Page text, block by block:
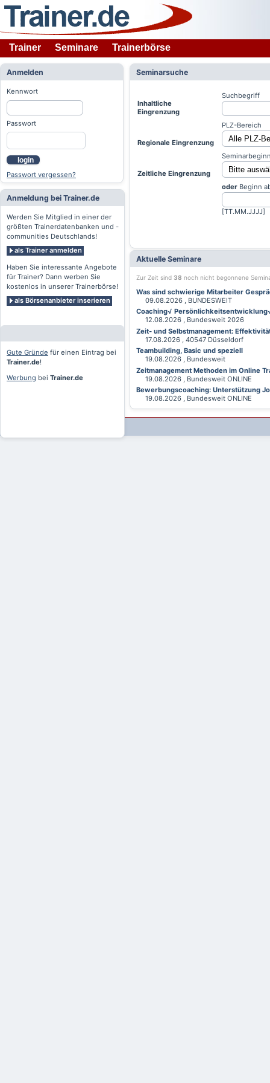
Trainer Seminare Trainerbörse
Anmelden
Kennwort
Passwort
login
Passwort vergessen?
Anmeldung bei Trainer.de
Werden Sie Mitglied in einer der
größten Trainerdatenbanken und -
communities Deutschlands!
als Trainer anmelden
Haben Sie interessante Angebote
für Trainer? Dann werben Sie
kostenlos in unserer Trainerbörse!
als Börsenanbieter inserieren
Gute Gründe für einen Eintrag bei
Trainer.de!
Werbung bei Trainer.de
Seminarsuche
Inhaltliche
Eingrenzung
Suchbegriff
Regionale Eingrenzung
PLZ-Bereich
Zeitliche Eingrenzung
oder Beginn
[TT.MM.JJJJ]
Aktuelle Seminare
Zur Zeit sind 38 noch nicht begonnene
Was sind schwierige Mitarbeiter
09.08.2026 , BUNDESWEIT
Coaching√
12.08.2026 , Bundesweit 2026
Zeit- und Selbstmanagement:
17.08.2026 , 40547 Düsseldorf
Teambuilding, Basic und speziell
19.08.2026 , Bundesweit
Zeitmanagement Methoden im Online
19.08.2026 , Bundesweit ONLINE
Bewerbungscoaching: Unterstützung
19.08.2026 , Bundesweit ONLINE